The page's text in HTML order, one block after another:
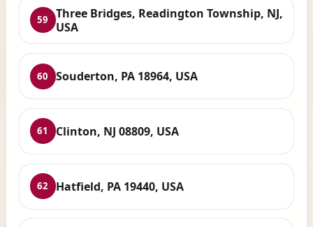
59
Three Bridges, Readington Township, NJ,
USA
60 Souderton, PA 18964, USA
61 Clinton, NJ 08809, USA
62 Hatfield, PA 19440, USA